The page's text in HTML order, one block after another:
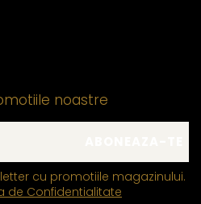
noastre
cu promotiile magazinului.
de Confidentialitate